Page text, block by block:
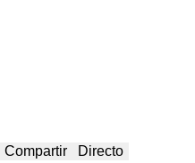
Compartir Directo